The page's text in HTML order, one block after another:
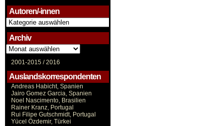
Autoren/-innen
Autoren/-
innen
Archiv
Archiv
2001-2015 /2016
Auslandskorrespondenten
Andreas Habicht, Spanien
Jairo Gomez Garcia, Spanien
Noel Nascimento, Brasilien
Rainer Kranz, Portugal
Rui Filipe Gutschmidt, Portugal
Yücel Özdemir, Türkei